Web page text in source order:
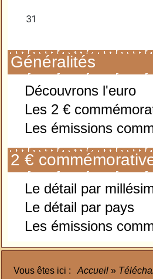
Généralités
Découvrons l'euro
Les 2 €
Les émissions
2 €
Le détail par
Le détail par pays
Les émissions
Vous êtes ici : Accueil »